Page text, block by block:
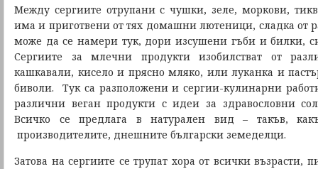
Между сергиите отрупани с чушки, зеле, моркови,
има и приготвени от тях домашни лютеници, сладка от
може да се намери тук, дори изсушени гъби и билки,
Сергиите за млечни продукти изобилстват от
кашкавали, кисело и прясно мляко, или луканка и
биволи. Тук са разположени и сергии-кулинарни
различни веган продукти с идеи за здравословни
Всичко се предлага в натурален вид – такъв,
производителите, днешните български земеделци.
Затова на сергиите се трупат хора от всички възрасти,